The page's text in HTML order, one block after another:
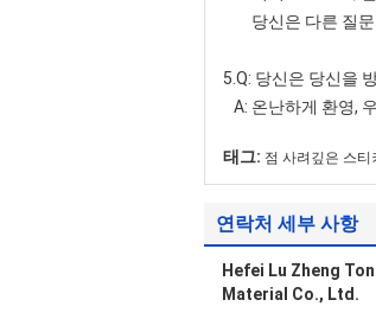
당신은 다른 질문
5.Q: 당신은 당신을
A: 온난하게 환영,
태그: 점 사려깊은 스티
연락처 세부 사항
Hefei Lu Zheng
Material Co., Ltd.